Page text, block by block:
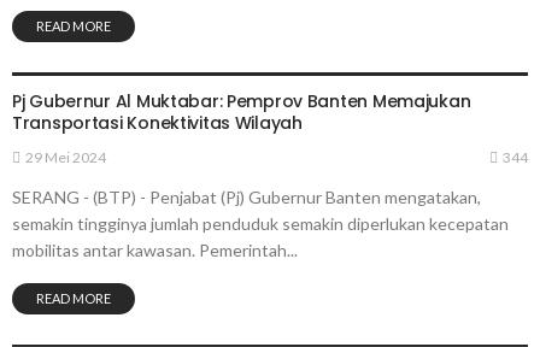
READ MORE
Pj Gubernur Al Muktabar: Pemprov Banten Memajukan
Transportasi Konektivitas Wilayah
29 Mei 2024 344
SERANG - (BTP) - Penjabat (Pj) Gubernur Banten mengatakan,
semakin tingginya jumlah penduduk semakin diperlukan kecepatan
mobilitas antar kawasan. Pemerintah...
READ MORE